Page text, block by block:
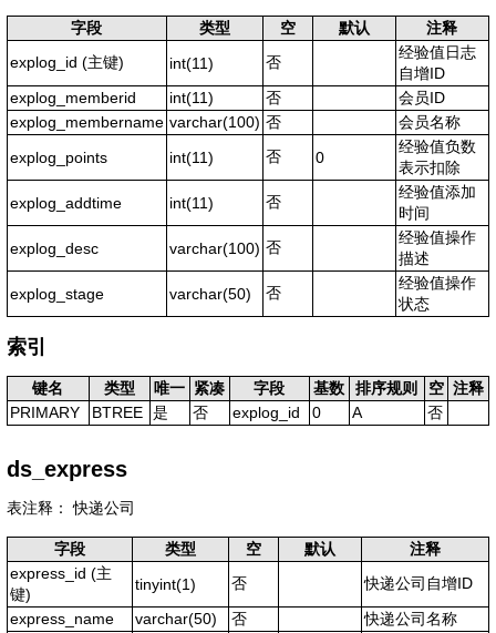
字段 类型 空 默认
注释
explog_id (主键) int(11) 否
经验值日志
自增ID
explog_memberid
int(11) 否
会员ID
explog_membername varchar(100) 否
会员名称
explog_points
int(11) 否 0
经验值负数
表示扣除
explog_addtime
int(11) 否
经验值添加
时间
explog_desc
varchar(100) 否
经验值操作
描述
explog_stage
varchar(50) 否
经验值操作
状态
索引
键名 类型 唯一 紧凑 字段 基数 排序规则 空 注释
PRIMARY
BTREE 是 否 explog_id 0 A 否
ds_express
表注释： 快递公司
字段 类型 空 默认
注释
express_id (主
键)
tinyint(1) 否
快递公司自增ID
express_name
varchar(50) 否
快递公司名称